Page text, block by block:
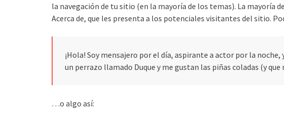
la navegación de tu sitio (en la mayoría de los temas). La mayoría
Acerca de, que les presenta a los potenciales visitantes del sitio.
¡Hola! Soy mensajero por el día, aspirante a actor por la
un perrazo llamado Duque y me gustan las piñas coladas (y
…o algo así: